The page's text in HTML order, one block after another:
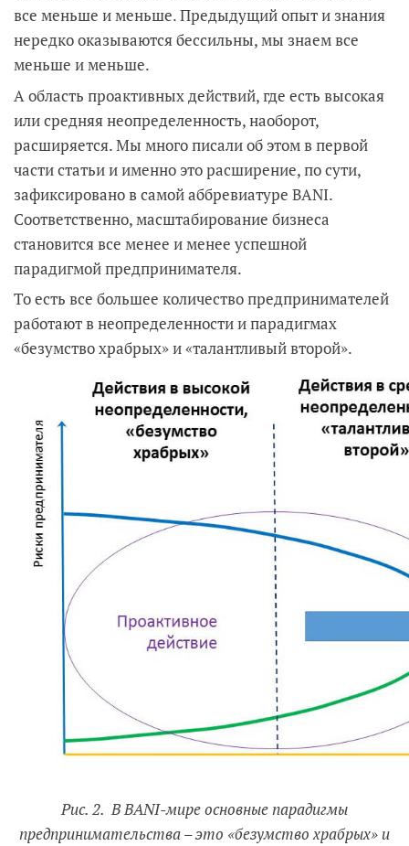
все меньше и меньше. Предыдущий опыт и знания
нередко оказываются бессильны, мы знаем все
меньше и меньше.
А область проактивных действий, где есть высокая
или средняя неопределенность, наоборот,
расширяется. Мы много писали об этом в первой
части статьи и именно это расширение, по сути,
зафиксировано в самой аббревиатуре BANI.
Соответственно, масштабирование бизнеса
становится все менее и менее успешной
парадигмой предпринимателя.
То есть все большее количество предпринимателей
работают в неопределенности и парадигмах
«безумство храбрых» и «талантливый второй».
Рис. 2. В BANI-мире основные парадигмы
предпринимательства – это «безумство храбрых» и